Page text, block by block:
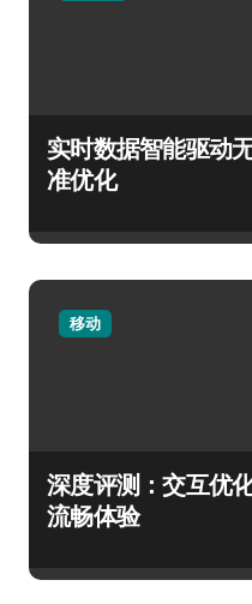
实时数据智能驱动
准优化
移动
深度评测：交互优
流畅体验